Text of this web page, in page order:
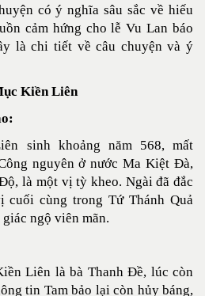
có ý nghĩa sâu sắc về hiếu
cảm hứng cho lễ Vu Lan báo
là chi tiết về câu chuyện và ý
Kiền Liên
sinh khoảng năm 568, mất
nguyên ở nước Ma Kiệt Đà,
là một vị tỳ kheo. Ngài đã đắc
cuối cùng trong Tứ Thánh Quả
ngộ viên mãn.
Liên là bà Thanh Đề, lúc còn
tin Tam bảo lại còn hủy báng,